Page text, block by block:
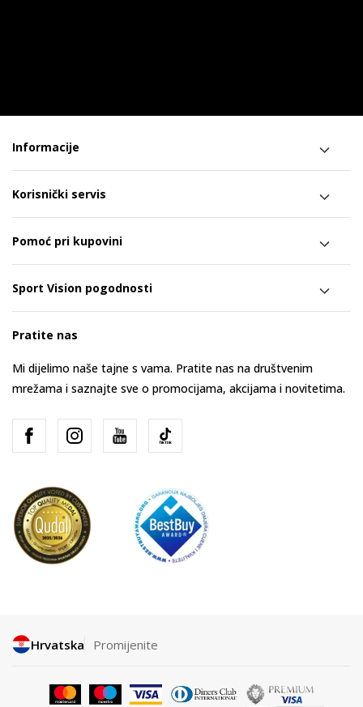
Informacije
Korisnički servis
Pomoć pri kupovini
Sport Vision pogodnosti
Pratite nas
Mi dijelimo naše tajne s vama. Pratite nas na društvenim
mrežama i saznajte sve o promocijama, akcijama i novitetima.
Hrvatska Promijenite